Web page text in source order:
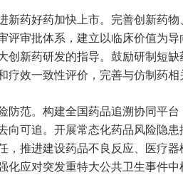
新药好药加快上市。完善创新药
评审批体系，建立以临床价值为
创新药研发的指导。鼓励研制短
疗效一致性评价，完善与仿制药
防范。构建全国药品追溯协同平
向可追。开展常态化药品风险隐
，推进建设药品不良反应、医疗
化应对突发重特大公共卫生事件